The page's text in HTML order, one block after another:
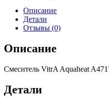
Описание
Детали
Отзывы (0)
Описание
Смеситель VitrA Aquaheat
Детали